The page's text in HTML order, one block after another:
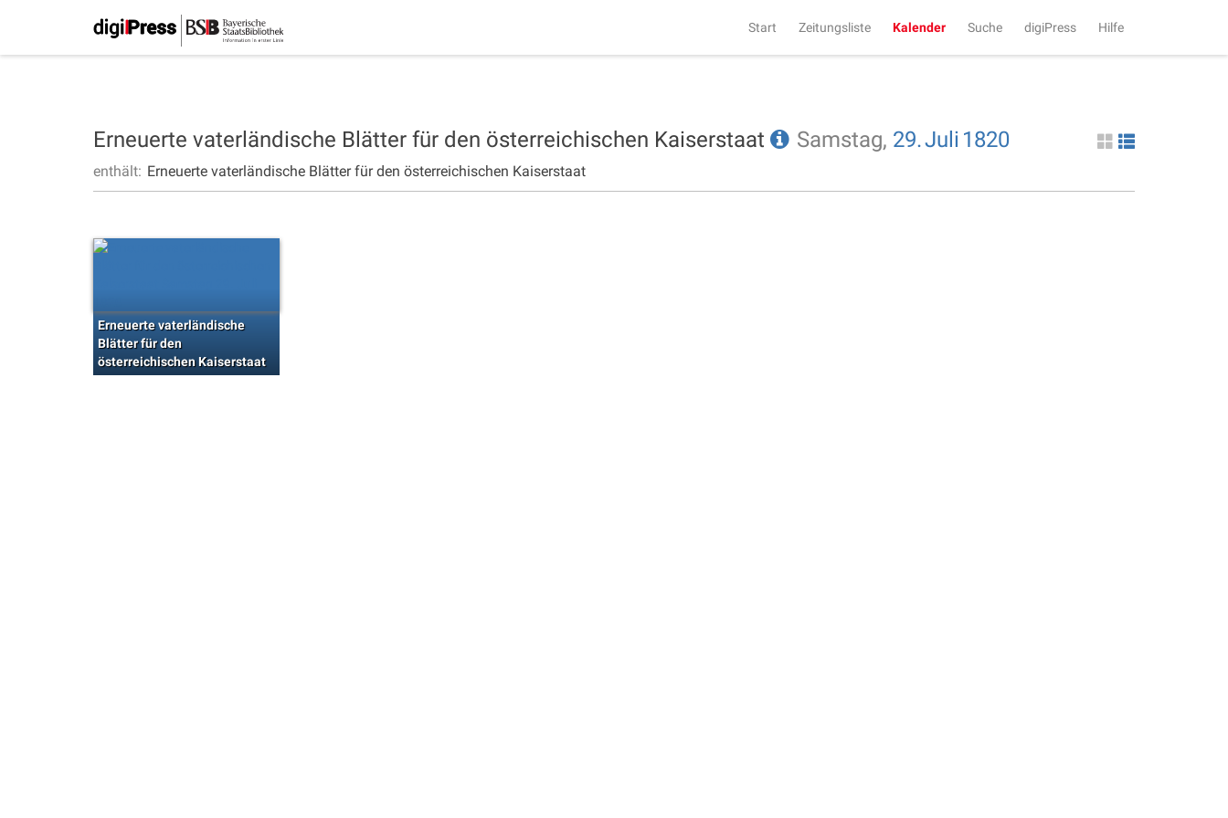
Start Zeitungsliste Kalender Suche digiPress Hilfe
Erneuerte vaterländische Blätter für den österreichischen Kaiserstaat Samstag, 29.Juli 1820
enthält: Erneuerte vaterländische Blätter für den österreichischen Kaiserstaat
Erneuerte vaterländische
Blätter für den
österreichischen Kaiserstaat